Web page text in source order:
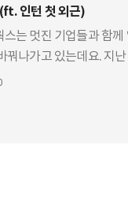
인턴 첫 외근)
스는 멋진 기업들과 함께
꿔나가고 있는데요. 지
웍스 파트너사 웅진IT에
선으로 바라본 세미나